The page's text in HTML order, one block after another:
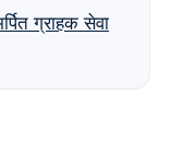
ग्राहक सेवा